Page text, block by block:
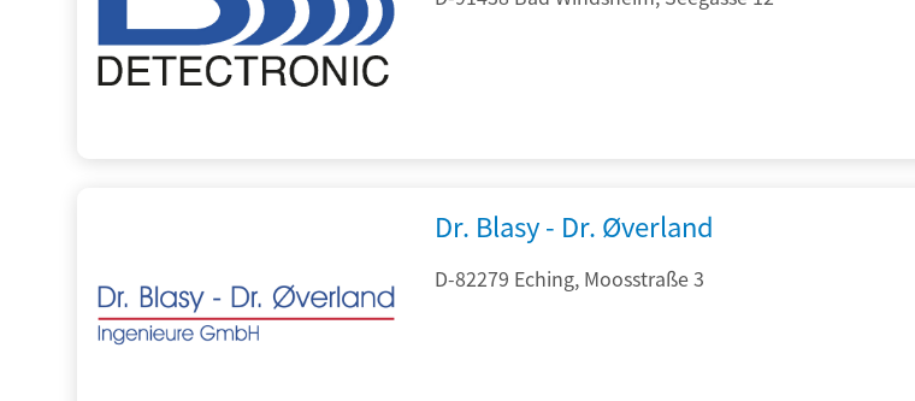
Dr. Blasy - Dr. Øverland
D-82279 Eching, Moosstraße 3